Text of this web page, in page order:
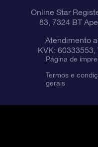
Online Star
83, 7324 BT
Atendimento
KVK: 60333553,
Página de
Termos e
gerais